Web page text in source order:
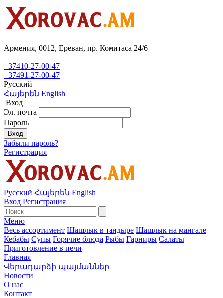
Армения, 0012, Ереван, пр. Комитаса 24/6
+37410-27-00-47
+37491-27-00-47
Русский
Հայերեն English
Вход
Эл. почта
Пароль
Вход
Забыли пароль?
Регистрация
Русский Հայերեն English
Вход Регистрация
Меню
Весь ассортимент Шашлык в тандыре Шашлык на мангале
Кебабы Супы Горячие блюда Рыбы Гарниры Салаты
Приготовление в печи
Главная
Վերադարձի պայմաններ
Новости
О нас
Контакт